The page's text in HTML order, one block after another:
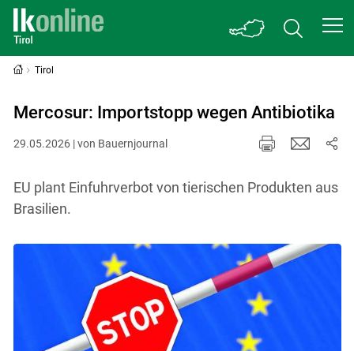
Tirol
Mercosur: Importstopp wegen Antibiotika
29.05.2026 | von Bauernjournal
EU plant Einfuhrverbot von tierischen Produkten aus
Brasilien.